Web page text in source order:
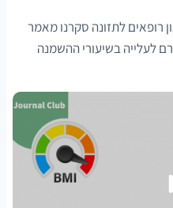
קלאב ה-21 של ארגון רופאים לתזונה סקרנו מאמר
לעלייה בשיעורי ההשמנה